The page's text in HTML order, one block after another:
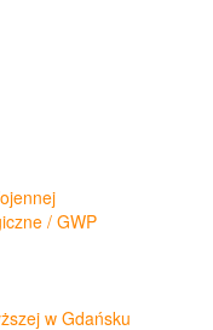
/ GWP
w Gdańsku